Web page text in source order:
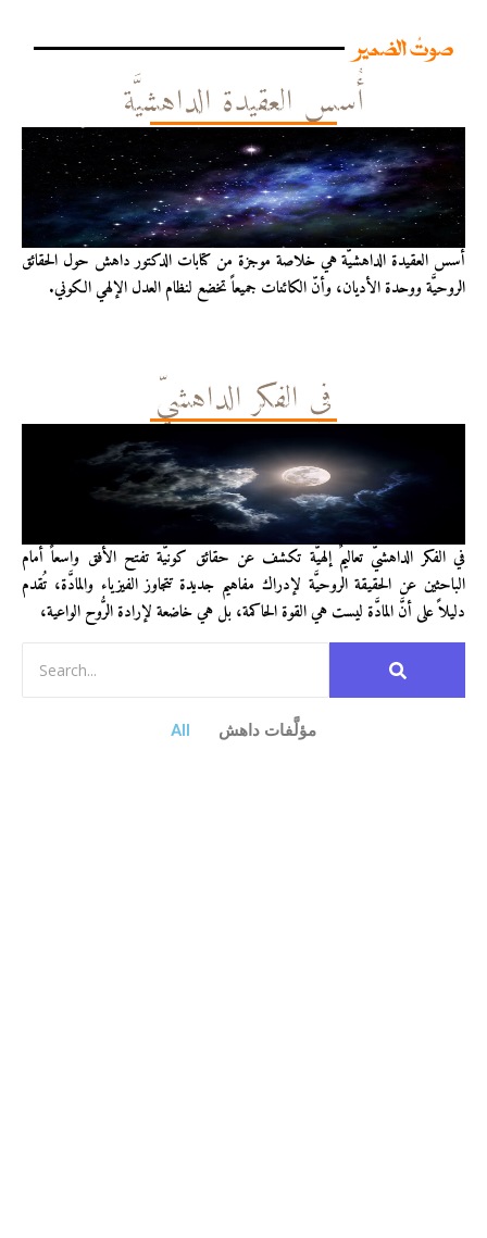
صوتُ الضمير
أُسس العقيدة الداهشيَّة
أُسس العقيدة الداهشيّة هي خلاصة موجزة من كتابات الدكتور داهش حول الحقائق
الروحيَّة ووحدة الأديان، وأنّ الكائنات جميعاً تخضع لنظام العدل الإلهي الكوني.
في الفكر الداهشيّ
في الفكر الداهشيّ تعاليمٌ إلهيَّة تكشف عن حقائق كونيَّة تفتح الأفق واسعاً أمام
الباحثين عن الحقيقة الروحيَّة لإدراك مفاهيم جديدة تتجاوز الفيزياء والمادَّة، تُقدم
دليلاً على أنَّ المادَّة ليست هي القوة الحاكمة، بل هي خاضعة لإرادة الرُّوح الواعية،
All مؤلَّفات داهش